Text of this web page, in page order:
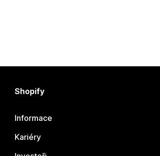
Shopify
Informace
Kariéry